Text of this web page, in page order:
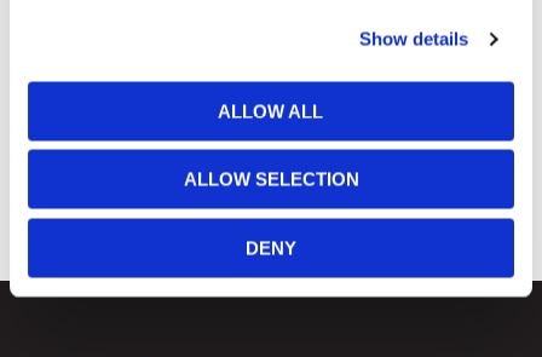
Show details
ALLOW ALL
ALLOW SELECTION
DENY
november (1)